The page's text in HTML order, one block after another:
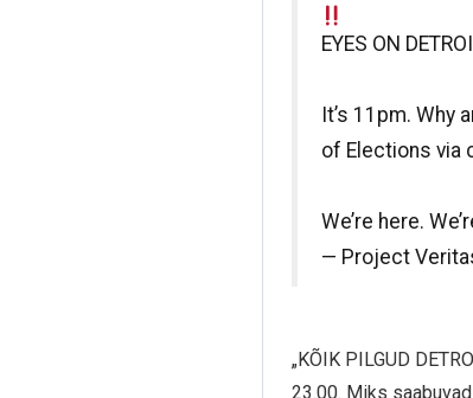
EYES ON
It’s 11pm. Why
of Elections via
We’re here.
— Project
„KÕIK PILGUD
23.00. Miks